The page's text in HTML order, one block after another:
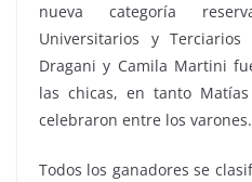
nueva categoría
Universitarios y
Dragani y Camila Martini
las chicas, en tanto
celebraron entre los varones.
Todos los ganadores se